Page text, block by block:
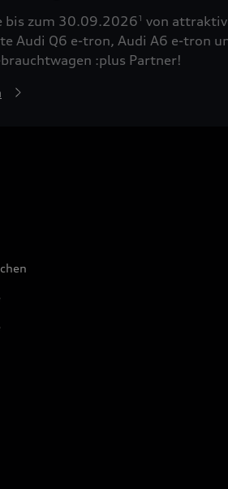
bis zum 30.09.20261 von
Audi Q6 e-tron, Audi A6 e-tron
:plus Partner!